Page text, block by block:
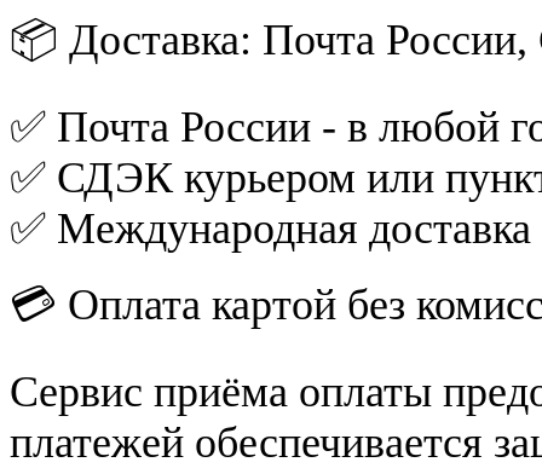
📦 Доставка: Почта
✅ Почта России - в любой
✅ СДЭК курьером или
✅ Международная
💳 Оплата картой без
Сервис приёма оплаты
платежей обеспечивается